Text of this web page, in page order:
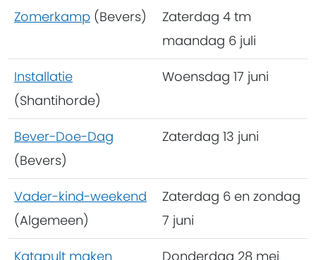
Zomerkamp (Bevers)
Zaterdag 4 tm
maandag 6 juli
Installatie
(Shantihorde)
Woensdag 17 juni
Bever-Doe-Dag
(Bevers)
Zaterdag 13 juni
Vader-kind-weekend
(Algemeen)
Zaterdag 6 en zondag
7 juni
Katapult maken Donderdag 28 mei